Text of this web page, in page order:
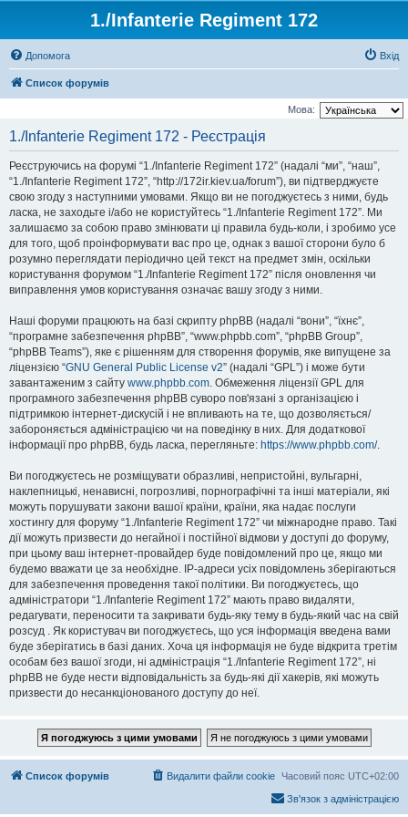
1./Infanterie Regiment 172
Допомога Вхід
Список форумів
Мова:
1./Infanterie Regiment 172 - Реєстрація
Реєструючись на форумі “1./Infanterie Regiment 172” (надалі “ми”, “наш”,
“1./Infanterie Regiment 172”, “http://172ir.kiev.ua/forum”), ви підтверджуєте
свою згоду з наступними умовами. Якщо ви не погоджуєтесь з ними, будь
ласка, не заходьте і/або не користуйтесь “1./Infanterie Regiment 172”. Ми
залишаємо за собою право змінювати ці правила будь-коли, і зробимо усе
для того, щоб проінформувати вас про це, однак з вашої сторони було б
розумно переглядати періодично цей текст на предмет змін, оскільки
користування форумом “1./Infanterie Regiment 172” після оновлення чи
виправлення умов користування означає вашу згоду з ними.
Наші форуми працюють на базі скрипту phpBB (надалі “вони”, “їхнє”,
“програмне забезпечення phpBB”, “www.phpbb.com”, “phpBB Group”,
“phpBB Teams”), яке є рішенням для створення форумів, яке випущене за
ліцензією “GNU General Public License v2” (надалі “GPL”) і може бути
завантаженим з сайту www.phpbb.com. Обмеження ліцензії GPL для
програмного забезпечення phpBB суворо пов'язані з організацією і
підтримкою інтернет-дискусій і не впливають на те, що дозволяється/
забороняється адміністрацією чи на поведінку в них. Для додаткової
інформації про phpBB, будь ласка, перегляньте: https://www.phpbb.com/.
Ви погоджуєтесь не розміщувати образливі, непристойні, вульгарні,
наклепницькі, ненависні, погрозливі, порнографічні та інші матеріали, які
можуть порушувати закони вашої країни, країни, яка надає послуги
хостингу для форуму “1./Infanterie Regiment 172” чи міжнародне право. Такі
дії можуть призвести до негайної і постійної відмови у доступі до форуму,
при цьому ваш інтернет-провайдер буде повідомлений про це, якщо ми
будемо вважати це за необхідне. IP-адреси усіх повідомлень зберігаються
для забезпечення проведення такої політики. Ви погоджуєтесь, що
адміністратори “1./Infanterie Regiment 172” мають право видаляти,
редагувати, переносити та закривати будь-яку тему в будь-який час на свій
розсуд . Як користувач ви погоджуєтесь, що уся інформація введена вами
буде зберігатись в базі даних. Хоча ця інформація не буде відкрита третім
особам без вашої згоди, ні адміністрація “1./Infanterie Regiment 172”, ні
phpBB не буде нести відповідальність за будь-які дії хакерів, які можуть
призвести до несанкціонованого доступу до неї.
Список форумів Часовий пояс UTC+02:00
Видалити файли cookie
Зв'язок з адміністрацією